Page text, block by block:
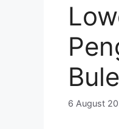
6 August